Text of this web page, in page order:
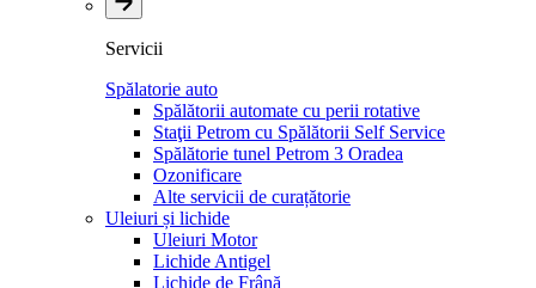
Servicii
Spălatorie auto
Spălătorii automate cu perii rotative
Staţii Petrom cu Spălătorii Self Service
Spălătorie tunel Petrom 3 Oradea
Ozonificare
Alte servicii de curațătorie
Uleiuri și lichide
Uleiuri Motor
Lichide Antigel
Lichide de Frână